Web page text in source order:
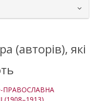
(авторів), які
ПРАВОСЛАВНА